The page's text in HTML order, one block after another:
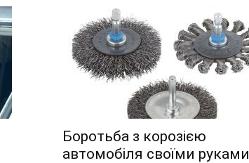
Боротьба з корозією
автомобіля своїми руками